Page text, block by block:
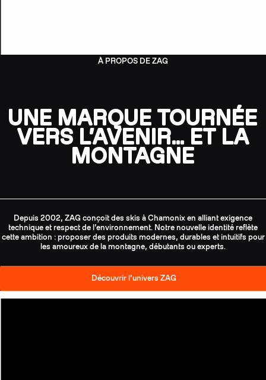
À PROPOS DE ZAG
UNE MARQUE TOURNÉE
VERS L’AVENIR… ET LA
MONTAGNE
Depuis 2002, ZAG conçoit des skis à Chamonix en alliant exigence
technique et respect de l’environnement. Notre nouvelle identité reflète
cette ambition : proposer des produits modernes, durables et intuitifs pour
les amoureux de la montagne, débutants ou experts.
Découvrir l’univers ZAG